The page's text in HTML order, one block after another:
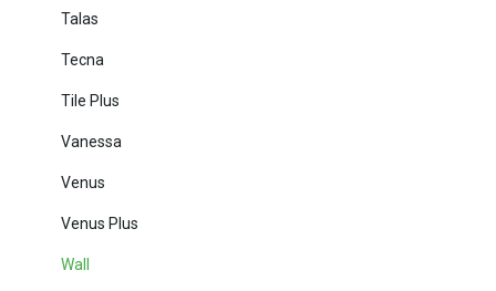
Talas
Tecna
Tile Plus
Vanessa
Venus
Venus Plus
Wall